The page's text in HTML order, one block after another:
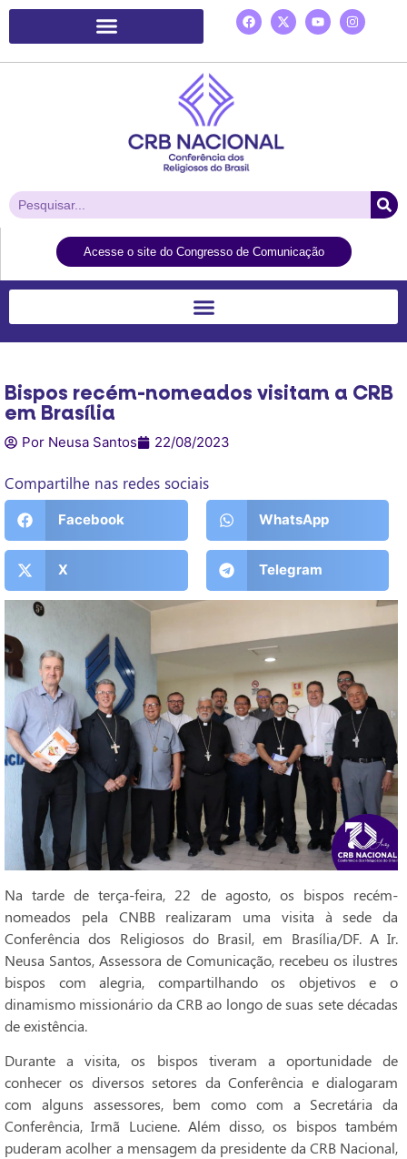
Acesse o site do Congresso de Comunicação
Bispos recém-nomeados visitam a CRB
em Brasília
Por Neusa Santos 22/08/2023
Compartilhe nas redes sociais
Facebook WhatsApp
X Telegram
Na tarde de terça-feira, 22 de agosto, os bispos recém-
nomeados pela CNBB realizaram uma visita à sede da
Conferência dos Religiosos do Brasil, em Brasília/DF. A Ir.
Neusa Santos, Assessora de Comunicação, recebeu os ilustres
bispos com alegria, compartilhando os objetivos e o
dinamismo missionário da CRB ao longo de suas sete décadas
de existência.
Durante a visita, os bispos tiveram a oportunidade de
conhecer os diversos setores da Conferência e dialogaram
com alguns assessores, bem como com a Secretária da
Conferência, Irmã Luciene. Além disso, os bispos também
puderam acolher a mensagem da presidente da CRB Nacional,